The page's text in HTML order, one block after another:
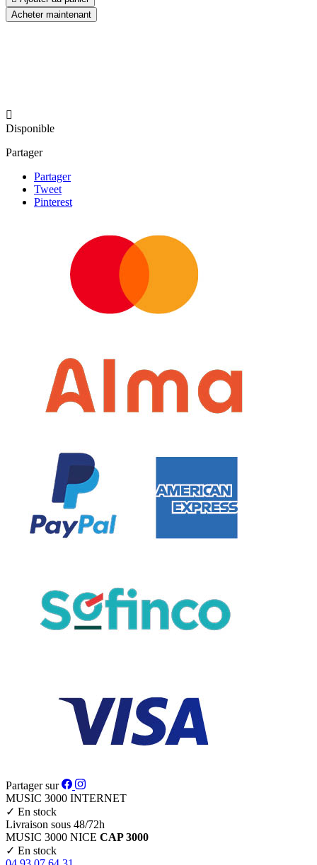
Acheter maintenant

Disponible
Partager
Partager
Tweet
Pinterest
Partager sur
MUSIC 3000 INTERNET
✓ En stock
Livraison sous 48/72h
MUSIC 3000 NICE CAP 3000
✓ En stock